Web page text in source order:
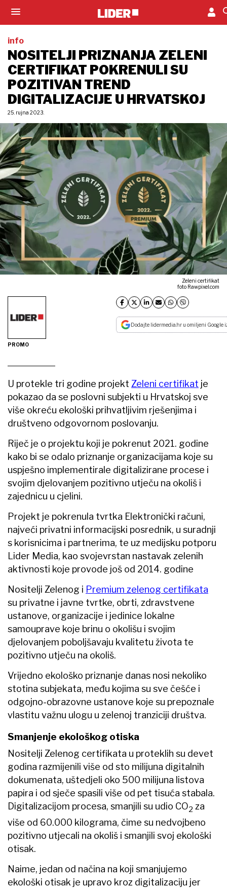
info
NOSITELJI PRIZNANJA ZELENI
CERTIFIKAT POKRENULI SU
POZITIVAN TREND
DIGITALIZACIJE U HRVATSKOJ
25. rujna 2023.
Zeleni certifikat
foto Rawpixel.com
PROMO
Dodajte lidermedia.hr u omiljeni Google
U protekle tri godine projekt Zeleni certifikat je
pokazao da se poslovni subjekti u Hrvatskoj sve
više okreću ekološki prihvatljivim rješenjima i
društveno odgovornom poslovanju.
Riječ je o projektu koji je pokrenut 2021. godine
kako bi se odalo priznanje organizacijama koje su
uspješno implementirale digitalizirane procese i
svojim djelovanjem pozitivno utječu na okoliš i
zajednicu u cjelini.
Projekt je pokrenula tvrtka Elektronički računi,
najveći privatni informacijski posrednik, u suradnji
s korisnicima i partnerima, te uz medijsku potporu
Lider Media, kao svojevrstan nastavak zelenih
aktivnosti koje provode još od 2014. godine
Nositelji Zelenog i Premium zelenog certifikata
su privatne i javne tvrtke, obrti, zdravstvene
ustanove, organizacije i jedinice lokalne
samouprave koje brinu o okolišu i svojim
djelovanjem poboljšavaju kvalitetu života te
pozitivno utječu na okoliš.
Vrijedno ekološko priznanje danas nosi nekoliko
stotina subjekata, među kojima su sve češće i
odgojno-obrazovne ustanove koje su prepoznale
vlastitu važnu ulogu u zelenoj tranziciji društva.
Smanjenje ekološkog otiska
Nositelji Zelenog certifikata u proteklih su devet
godina razmijenili više od sto milijuna digitalnih
dokumenata, uštedjeli oko 500 milijuna listova
papira i od sječe spasili više od pet tisuća stabala.
Digitalizacijom procesa, smanjili su udio CO2 za
više od 60.000 kilograma, čime su nedvojbeno
pozitivno utjecali na okoliš i smanjili svoj ekološki
otisak.
Naime, jedan od načina na koji smanjujemo
ekološki otisak je upravo kroz digitalizaciju jer